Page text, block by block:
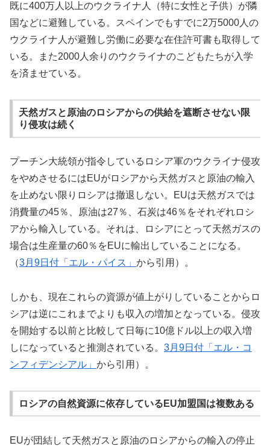
既に400万人以上のウクライナ人（特に女性と子供）が隣
国などに避難している。スペインでもすでに2万5000人の
ウクライナ人が避難し労働に必要な在住許可書も取得して
いる。また2000人余りのウクライナのこどもたちが入学
を済ませている。
天然ガスと原油のロシアからの供給を遮断させない限
り侵攻は続く
プーチン大統領が指令しているロシア軍のウクライナ侵攻
をやめさせるにはEUがロシアから天然ガスと原油の輸入
を止めない限りロシアは撤退しない。EUは天然ガスでは
消費量の45％、原油は27％、石炭は46％をそれぞれロシ
アから輸入している。それは、ロシアにとって天然ガスの
場合は生産量の60％をEUに輸出していることになる。
（3月9日付「エル・パイス」 から引用）。
しかも、現在これらの資源が値上がりしていることからロ
シアは逆にこれまでよりも収入の増加となっている。侵攻
を開始する以前と比較して日毎に10億ドル以上の収入増
しになっていると推測されている。 3月9日付「エル・コ
ンフィデンシアル」 から引用）。
ロシアの自然資源に依存しているEU加盟国は複数ある
EUが団結して天然ガスと原油のロシアからの輸入の停止